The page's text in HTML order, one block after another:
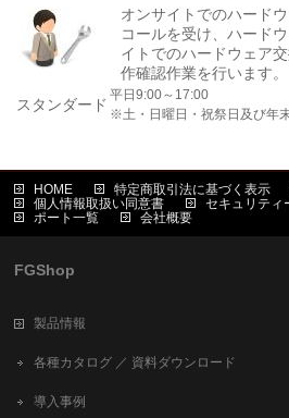
オンサイトでのハード
コールを受け、ハード
イトでのハードウェア
作確認作業を行います。
スタンダード
平日9:00～17:00
※土・日曜日・祝祭日及び年
HOME 特定商取引法に基づく表示
個人情報取扱い同意書
セキュリティ
ポート一覧
会社概要
FGShop
製品情報
各種カタログ ／ 資料ダウンロード
導入事例